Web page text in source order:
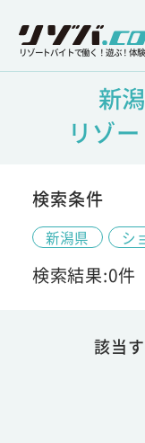
リゾートバイトで働く！遊ぶ！体
新
リゾ
検索条件
新潟県 シ
検索結果:0件
該当